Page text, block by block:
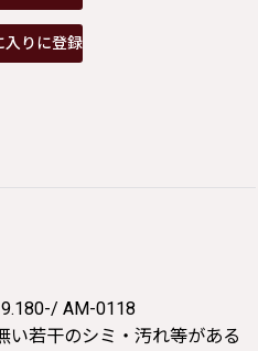
入りに登録
AM-0118
い若干のシミ・汚れ等がある